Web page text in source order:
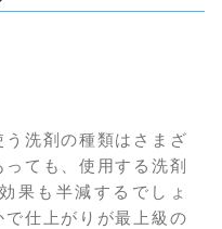
洗剤の種類はさまざ
ても、使用する洗剤
果も半減するでしょ
で仕上がりが最上級の